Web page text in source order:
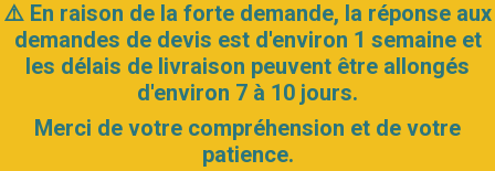
⚠️ En raison de la forte demande, la réponse aux
demandes de devis est d'environ 1 semaine et
les délais de livraison peuvent être allongés
d'environ 7 à 10 jours.
Merci de votre compréhension et de votre
patience.